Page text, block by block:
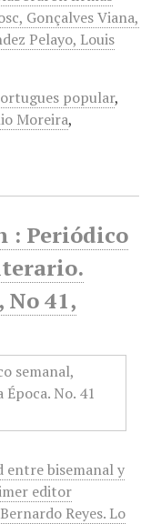
Gonçalves Viana,
Pelayo, Louis
popular,
Moreira,
: Periódico
No 41,
entre bisemanal y
editor
Reyes. Lo